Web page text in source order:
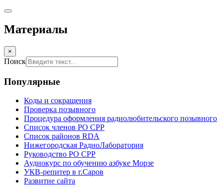
Материалы
×
Поиск
Популярные
Коды и сокращения
Проверка позывного
Процедура оформления радиолюбительского позывного
Список членов РО СРР
Список районов RDA
Нижегородская РадиоЛаборатория
Руководство РО СРР
Аудиокурс по обучению азбуке Морзе
УКВ-репитер в г.Саров
Развитие сайта